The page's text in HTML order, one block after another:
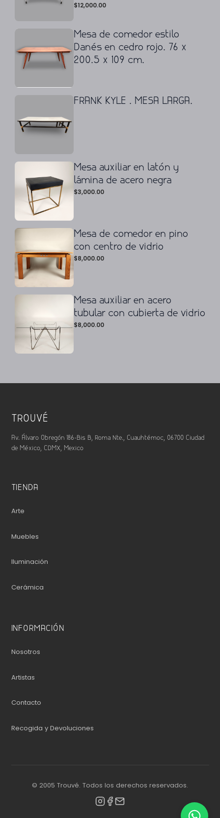
$12,000.00
Mesa de comedor estilo
Danés en cedro rojo. 76 x
200.5 x 109 cm.
FRANK KYLE . MESA LARGA.
Mesa auxiliar en latón y
lámina de acero negra
$3,000.00
Mesa de comedor en pino
con centro de vidrio
$8,000.00
Mesa auxiliar en acero
tubular con cubierta de vidrio
$8,000.00
TROUVÉ
Av. Álvaro Obregón 186-Bis B, Roma Nte., Cuauhtémoc, 06700 Ciudad
de México, CDMX, Mexico
TIENDA
Arte
Muebles
Iluminación
Cerámica
INFORMACIÓN
Nosotros
Artistas
Contacto
Recogida y Devoluciones
© 2005 Trouvé. Todos los derechos reservados.